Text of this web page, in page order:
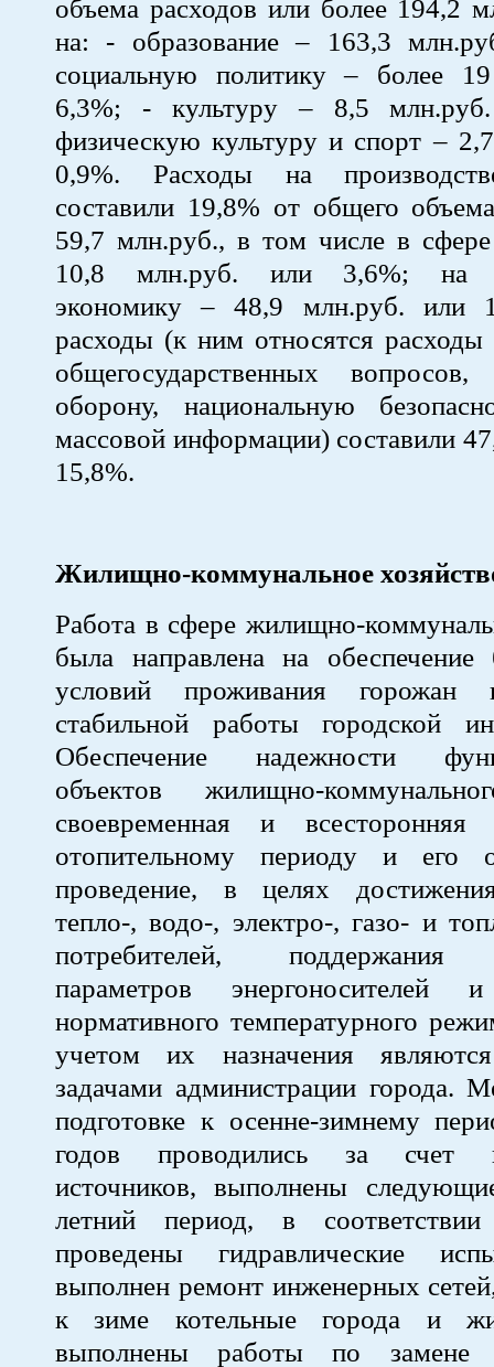
объема расходов или более 194,2
на: - образование – 163,3
социальную политику – более
6,3%; - культуру – 8,5
физическую культуру и спорт –
0,9%. Расходы на
составили 19,8% от общего
59,7 млн.руб., в том числе в
10,8 млн.руб. или 3,6%; на
экономику – 48,9 млн.руб. или
расходы (к ним относятся расходы
общегосударственных вопросов,
оборону, национальную
массовой информации) составили
15,8%.
Жилищно-коммунальное
Работа в сфере жилищно-
была направлена на обеспечение
условий проживания горожан
стабильной работы городской
Обеспечение надежности
объектов жилищно-
своевременная и всесторонняя
отопительному периоду и его
проведение, в целях
тепло-, водо-, электро-, газо- и
потребителей, поддержания
параметров энергоносителей
нормативного температурного
учетом их назначения
задачами администрации города.
подготовке к осенне-зимнему
годов проводились за счет
источников, выполнены
летний период, в
проведены гидравлические
выполнен ремонт инженерных
к зиме котельные города и
выполнены работы по замене